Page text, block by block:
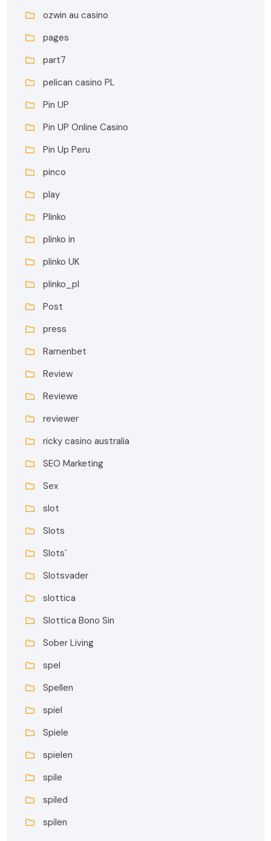
ozwin au casino
pages
part7
pelican casino PL
Pin UP
Pin UP Online Casino
Pin Up Peru
pinco
play
Plinko
plinko in
plinko UK
plinko_pl
Post
press
Ramenbet
Review
Reviewe
reviewer
ricky casino australia
SEO Marketing
Sex
slot
Slots
Slots`
Slotsvader
slottica
Slottica Bono Sin
Sober Living
spel
Spellen
spiel
Spiele
spielen
spile
spiled
spilen